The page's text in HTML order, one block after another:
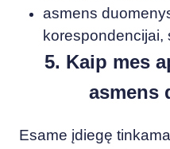
asmens
korespondencijai,
5. Kaip mes
asmens
Esame įdiegę